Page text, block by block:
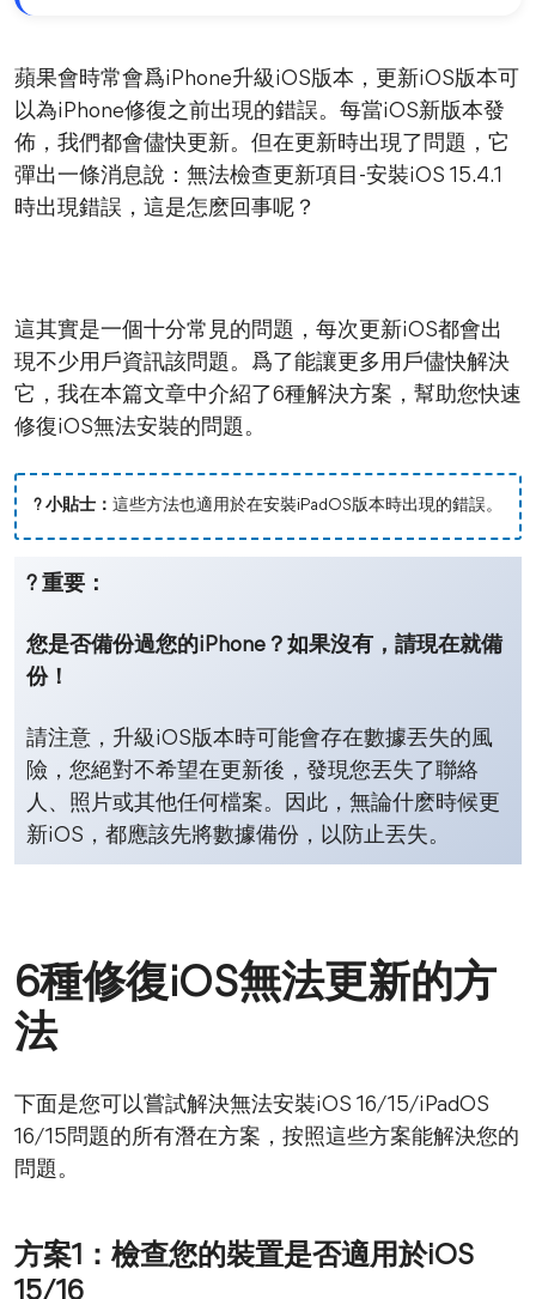
蘋果會時常會爲iPhone升級iOS版本，更新iOS版本可
以為iPhone修復之前出現的錯誤。每當iOS新版本發
佈，我們都會儘快更新。但在更新時出現了問題，它
彈出一條消息說：無法檢查更新項目-安裝iOS 15.4.1
時出現錯誤，這是怎麽回事呢？
這其實是一個十分常見的問題，每次更新iOS都會出
現不少用戶資訊該問題。爲了能讓更多用戶儘快解決
它，我在本篇文章中介紹了6種解決方案，幫助您快速
修復iOS無法安裝的問題。
? 小貼士： 這些方法也適用於在安裝iPadOS版本時出現的錯誤。
? 重要：
您是否備份過您的iPhone？如果沒有，請現在就備
份！
請注意，升級iOS版本時可能會存在數據丟失的風
險，您絕對不希望在更新後，發現您丟失了聯絡
人、照片或其他任何檔案。因此，無論什麽時候更
新iOS，都應該先將數據備份，以防止丟失。
6種修復iOS無法更新的方
法
下面是您可以嘗試解決無法安裝iOS 16/15/iPadOS
16/15問題的所有潛在方案，按照這些方案能解決您的
問題。
方案1：檢查您的裝置是否適用於iOS
15/16